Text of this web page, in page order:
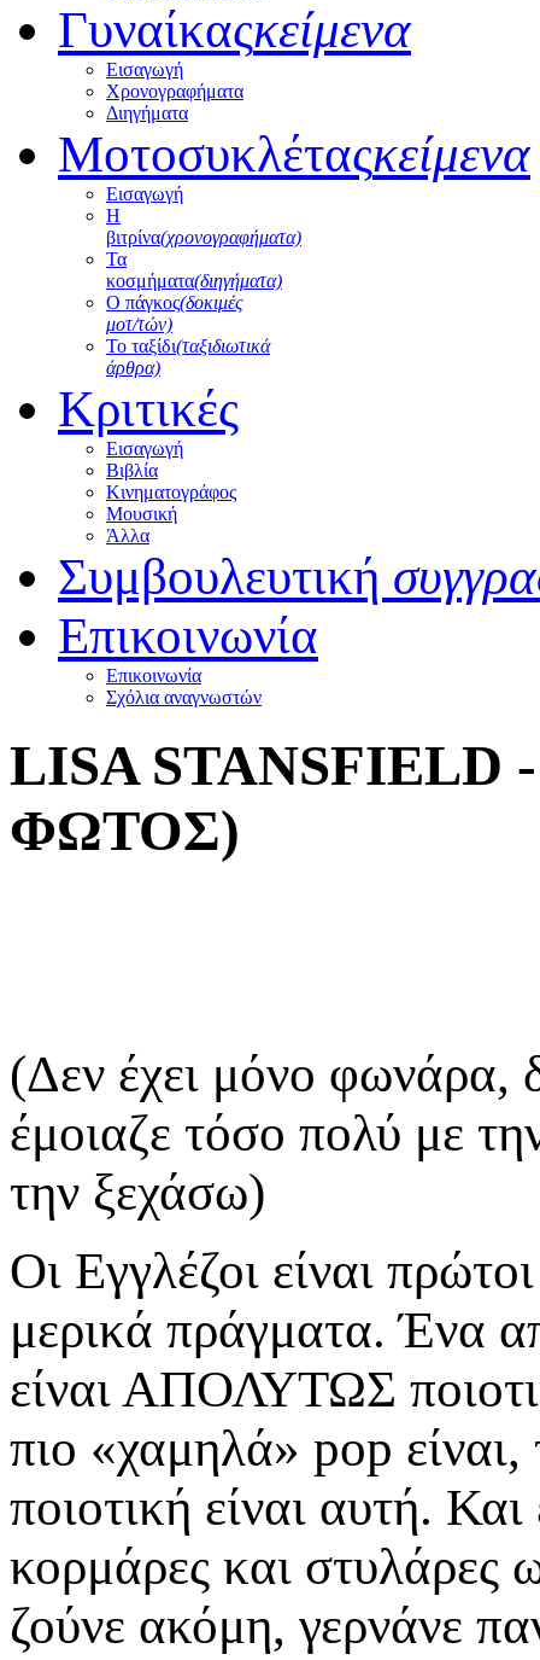
Γυναίκαςκείμενα
Εισαγωγή
Χρονογραφήματα
Διηγήματα
Μοτοσυκλέταςκείμενα
Εισαγωγή
Η
βιτρίνα(χρονογραφήματα)
Τα
κοσμήματα(διηγήματα)
Ο πάγκος(δοκιμές
μοτ/τών)
Το ταξίδι(ταξιδιωτικά
άρθρα)
Κριτικές
Εισαγωγή
Βιβλία
Κινηματογράφος
Μουσική
Άλλα
Συμβουλευτική
Επικοινωνία
Επικοινωνία
Σχόλια αναγνωστών
LISA STANSFIELD
ΦΩΤΟΣ)
(Δεν έχει μόνο φωνάρα,
έμοιαζε τόσο πολύ με
την ξεχάσω)
Οι Εγγλέζοι είναι
μερικά πράγματα. Ένα
είναι ΑΠΟΛΥΤΩΣ
πιο «χαμηλά» pop
ποιοτική είναι αυτή.
κορμάρες και στυλάρες
ζούνε ακόμη, γερνάνε